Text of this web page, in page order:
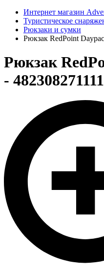
Интернет магазин
Туристическое
Рюкзаки и сумки
Рюкзак RedPoint
Рюкзак
-